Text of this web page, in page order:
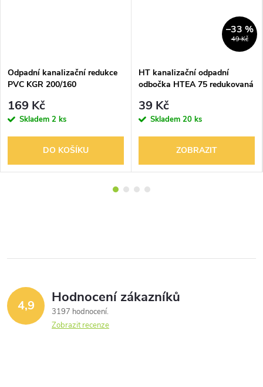
Odpadní kanalizační redukce
PVC KGR 200/160
169 Kč
Skladem 2 ks
DO KOŠÍKU
49 Kč
–33 %
HT kanalizační odpadní
odbočka HTEA 75 redukovaná
39 Kč
Skladem 20 ks
ZOBRAZIT
4,9 Hodnocení zákazníků
3197 hodnocení
Zobrazit recenze